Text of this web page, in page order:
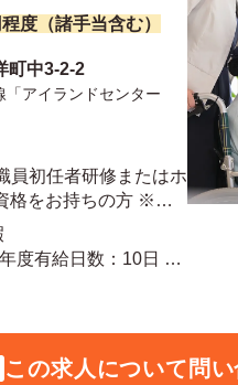
度（諸手当含む）
町中3-2-2
アイランドセンター
員初任者研修またはホ
格をお持ちの方 ※未
談可能
この求人について問